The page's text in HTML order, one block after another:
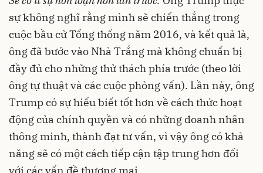
sự không nghĩ rằng mình sẽ chiến thắng trong
cuộc bầu cử Tổng thống năm 2016, và kết quả là,
ông đã bước vào Nhà Trắng mà không chuẩn bị
đầy đủ cho những thử thách phía trước (theo lời
ông tự thuật và các cuộc phỏng vấn). Lần này, ông
Trump có sự hiểu biết tốt hơn về cách thức hoạt
động của chính quyền và có những doanh nhân
thông minh, thành đạt tư vấn, vì vậy ông có khả
năng sẽ có một cách tiếp cận tập trung hơn đối
với các vấn đề thương mại.